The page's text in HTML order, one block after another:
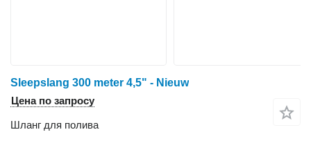
Sleepslang 300 meter 4,5" - Nieuw
Цена по запросу
Шланг для полива